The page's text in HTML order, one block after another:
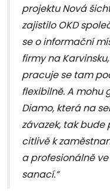
projektu Nová
zajistilo OKD
se o informační
firmy na
pracuje se tam
flexibilně. A mohu
Diamo, která na
závazek, tak
citlivě k
a profesionálně
sanací.“